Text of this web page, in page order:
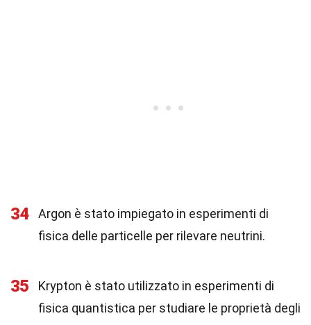
34
Argon è stato impiegato in esperimenti di
fisica delle particelle per rilevare neutrini.
35
Krypton è stato utilizzato in esperimenti di
fisica quantistica per studiare le proprietà degli